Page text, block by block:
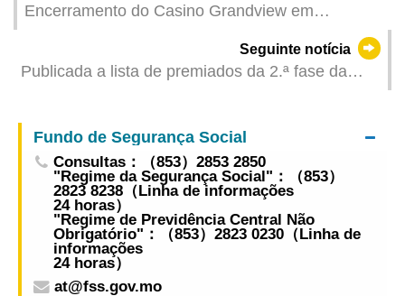
Encerramento do Casino Grandview em
Seguinte notícia
Publicada a lista de premiados da 2.ª fase da
Fundo de Segurança Social
Consultas：（853）2853 2850
"Regime da Segurança Social"：（853）
2823 8238（Linha de informações
24 horas）
"Regime de Previdência Central Não
Obrigatório"：（853）2823 0230（Linha de
informações
24 horas）
at@fss.gov.mo